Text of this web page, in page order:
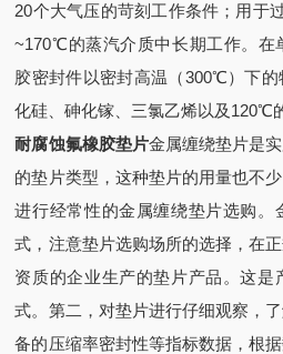
20个大气压的苛刻工作条件；用于
~170℃的蒸汽介质中长期工作。在
胶密封件以密封高温（300℃）下
化硅、砷化镓、三氯乙烯以及120℃
耐腐蚀氟橡胶垫片金属缠绕垫片是
的垫片类型，这种垫片的用量也不
进行经常性的金属缠绕垫片选购。
式，注意垫片选购场所的选择，在
资质的企业生产的垫片产品。这是
式。第二，对垫片进行仔细观察，
备的压缩率密封性等指标数据，根